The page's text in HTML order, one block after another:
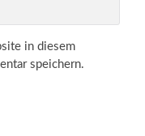
in diesem
speichern.